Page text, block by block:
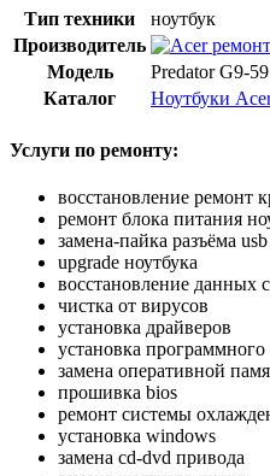
Тип техники
ноутбук
Производитель
Модель
Predator G9-
Каталог
Ноутбуки
Услуги по ремонту:
восстановление ремонт
ремонт блока питания
замена-пайка разъёма usb
upgrade ноутбука
восстановление данных
чистка от вирусов
установка драйверов
установка программного
замена оперативной
прошивка bios
ремонт системы
установка windows
замена cd-dvd привода